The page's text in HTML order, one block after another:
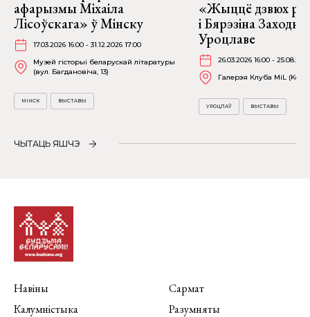
афарызмы Міхаіла
Лісоўскага» ў Мінску
17.03.2026 16:00 - 31.12.2026 17:00
Музей гісторыі беларускай літаратуры
(вул. Багдановіча, 13)
МІНСК ВЫСТАВЫ
«Жыццё дзвюх
і Бярэзіна
Уроцлаве
26.03.2026 16:00 -
Галерэя Клуба MiL
УРОЦЛАЎ ВЫСТАВЫ
ЧЫТАЦЬ ЯШЧЭ
Навіны
Калумністыка
Сармат
Разумняты